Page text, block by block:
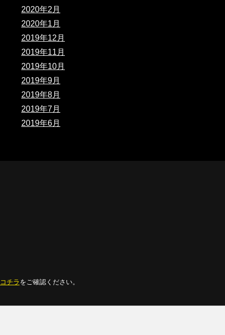
2020年2月
2020年1月
2019年12月
2019年11月
2019年10月
2019年9月
2019年8月
2019年7月
2019年6月
コチラ をご確認ください。